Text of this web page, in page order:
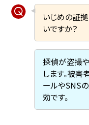
いじめの証
いですか？
探偵が盗撮
します。被害
ールやSNS
効です。